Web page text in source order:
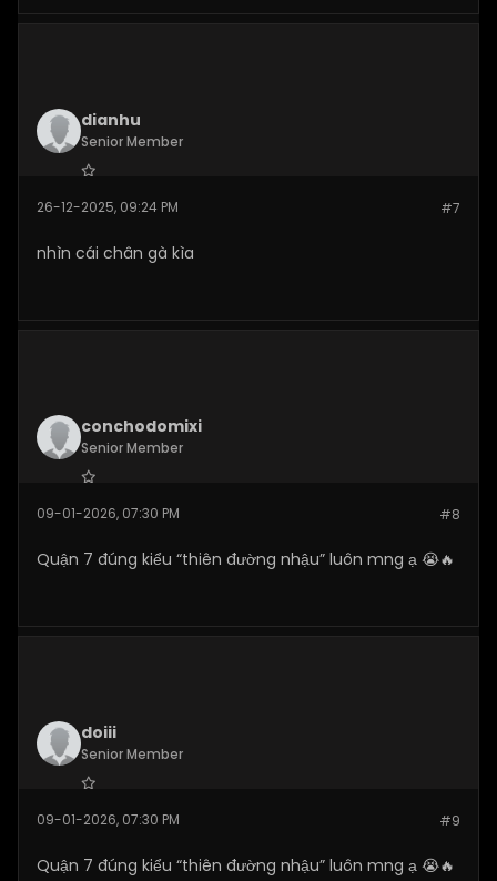
dianhu
Senior Member
Posts:269 #7
26-12-2025, 09:24 PM
nhìn cái chân gà kìa
conchodomixi
Senior Member
Posts: 110 #8
09-01-2026, 07:30 PM
Quận 7 đúng kiểu “thiên đường nhậu” luôn mng ạ 😭🔥
doiii
Senior Member
Posts: 110 #9
09-01-2026, 07:30 PM
Quận 7 đúng kiểu “thiên đường nhậu” luôn mng ạ 😭🔥